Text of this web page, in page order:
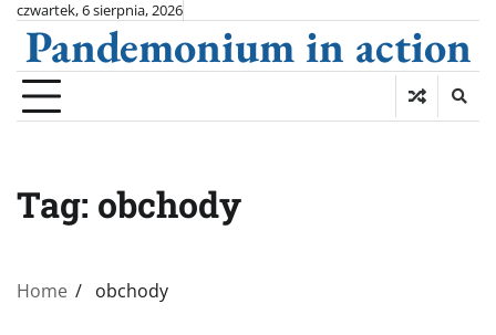
Skip
content
czwartek, 6 sierpnia, 2026
Pandemonium in action
Tag: obchody
Home obchody